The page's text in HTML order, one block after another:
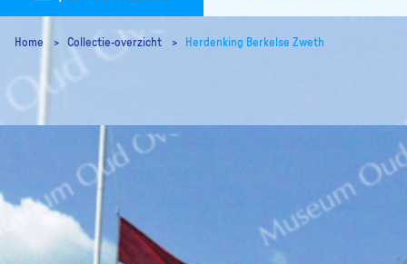
Home Collectie-overzicht Herdenking Berkelse Zweth